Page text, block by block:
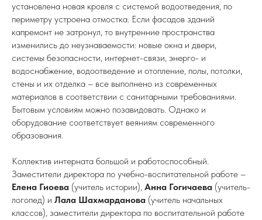
установлена новая кровля с системой водоотведения, по
периметру устроена отмостка. Если фасадов зданий
капремонт не затронул, то внутренние пространства
изменились до неузнаваемости: новые окна и двери,
системы безопасности, интернет-связи, энерго- и
водоснабжение, водоотведение и отопление, полы, потолки,
стены и их отделка – все выполнено из современных
материалов в соответствии с санитарными требованиями.
Бытовым условиям можно позавидовать. Однако и
оборудование соответствует веяниям современного
образования.
Коллектив интерната большой и работоспособный.
Заместители директора по учебно-воспитательной работе –
Елена Гиоева (учитель истории), Анна Гогичаева (учитель-
логопед) и Лала Шахмарданова (учитель начальных
классов), заместители директора по воспитательной работе